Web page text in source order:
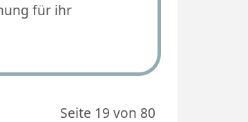
für ihr
Seite 19 von 80